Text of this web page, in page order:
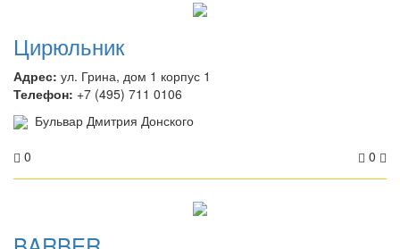
Цирюльник
Адрес: ул. Грина, дом 1 корпус 1
Телефон: +7 (495) 711 0106
Бульвар Дмитрия Донского
0 0